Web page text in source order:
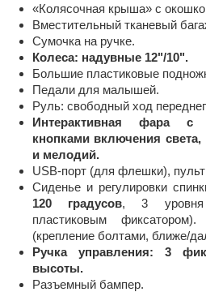
«Колясочная крыша» с
Вместительный тканевый
Сумочка на ручке.
Колеса: надувные 12"/10".
Большие пластиковые
Педали для малышей.
Руль: свободный ход
Интерактивная фара с
кнопками включения
и мелодий.
USB-порт (для флешки), пульт
Сиденье и регулировки
120 градусов, 3 уровня
пластиковым
(крепление болтами, ближе/
Ручка управления: 3
высоты.
Разъемный бампер.